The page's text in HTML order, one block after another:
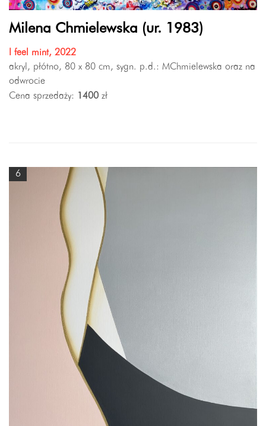
Milena Chmielewska (ur. 1983)
I feel mint, 2022
akryl, płótno, 80 x 80 cm, sygn. p.d.: MChmielewska oraz na
odwrocie
Cena sprzedaży:
1400 zł
6